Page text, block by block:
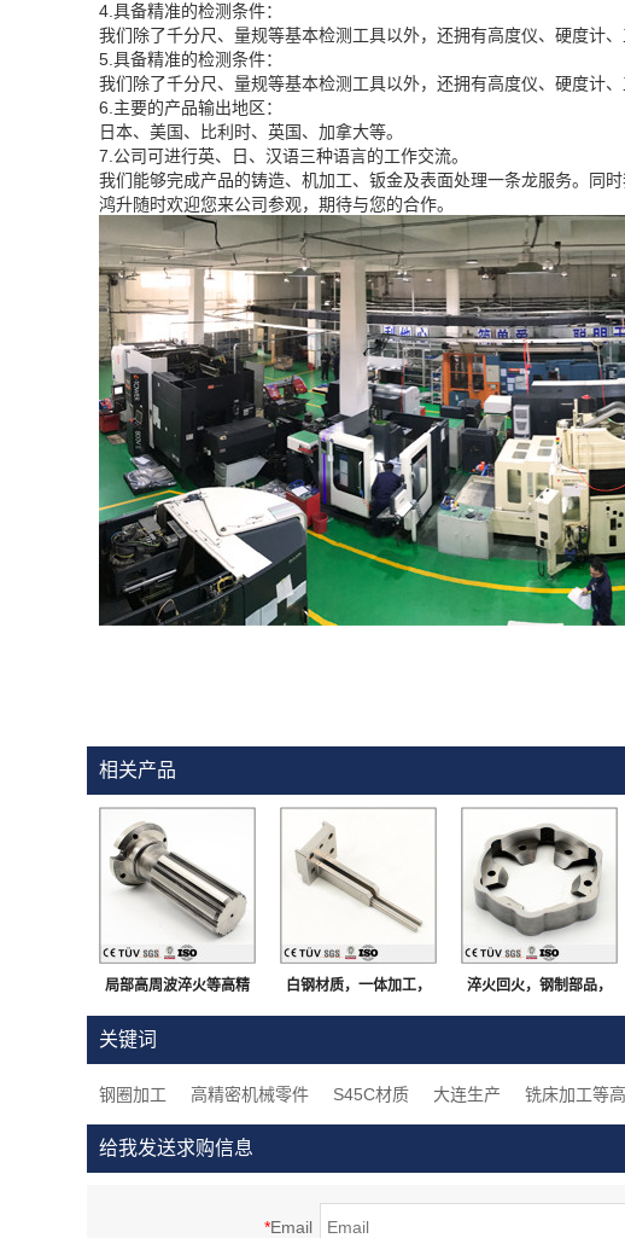
4.具备精准的检测条件：
我们除了千分尺、量规等基本检测工具以外，还拥有高度仪、硬度计
5.具备精准的检测条件：
我们除了千分尺、量规等基本检测工具以外，还拥有高度仪、硬度计
6.主要的产品输出地区：
日本、美国、比利时、英国、加拿大等。
7.公司可进行英、日、汉语三种语言的工作交流。
我们能够完成产品的铸造、机加工、钣金及表面处理一条龙服务。同
鸿升随时欢迎您来公司参观，期待与您的合作。
相关产品
局部高周波淬火等高精 白钢材质，一体加工， 淬火回火，钢制部品，
关键词
钢圈加工 高精密机械零件 S45C材质 大连生产 铣床加工等
给我发送求购信息
*Email